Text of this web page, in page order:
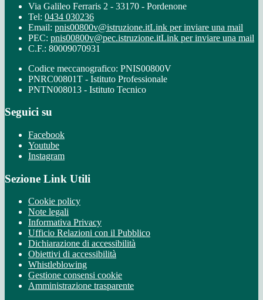
Via Galileo Ferraris 2 - 33170 - Pordenone
Tel: 0434 030236
Email: pnis00800v@istruzione.itLink per inviare una mail
PEC: pnis00800v@pec.istruzione.itLink per inviare una mail
C.F.: 80009070931
Codice meccanografico: PNIS00800V
PNRC00801T - Istituto Professionale
PNTN008013 - Istituto Tecnico
Seguici su
Facebook
Youtube
Instagram
Sezione Link Utili
Cookie policy
Note legali
Informativa Privacy
Ufficio Relazioni con il Pubblico
Dichiarazione di accessibilità
Obiettivi di accessibilità
Whistleblowing
Gestione consensi cookie
Amministrazione trasparente